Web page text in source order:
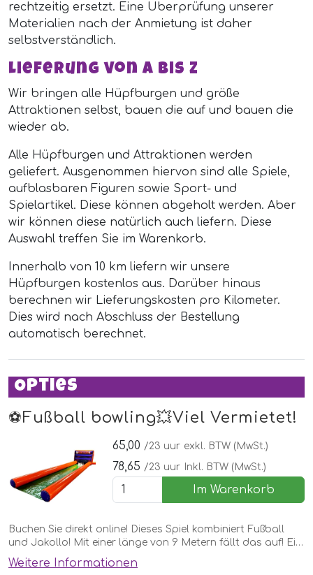
rechtzeitig ersetzt. Eine Überprüfung unserer
Materialien nach der Anmietung ist daher
selbstverständlich.
Lieferung von A bis Z
Wir bringen alle Hüpfburgen und größe
Attraktionen selbst, bauen die auf und bauen die
wieder ab.
Alle Hüpfburgen und Attraktionen werden
geliefert. Ausgenommen hiervon sind alle Spiele,
aufblasbaren Figuren sowie Sport- und
Spielartikel. Diese können abgeholt werden. Aber
wir können diese natürlich auch liefern. Diese
Auswahl treffen Sie im Warenkorb.
Innerhalb von 10 km liefern wir unsere
Hüpfburgen kostenlos aus. Darüber hinaus
berechnen wir Lieferungskosten pro Kilometer.
Dies wird nach Abschluss der Bestellung
automatisch berechnet.
Opties
⚽️Fußball bowling💥Viel Vermietet!
65,00 /23 uur exkl. BTW (MwSt.)
78,65 /23 uur Inkl. BTW (MwSt.)
Im Warenkorb
Buchen Sie direkt online! Dieses Spiel kombiniert Fußball
und Jakollo! Mit einer länge von 9 Metern fällt das auf! Ein
lustiges Spiel für einen Fußballverein!
Weitere Informationen